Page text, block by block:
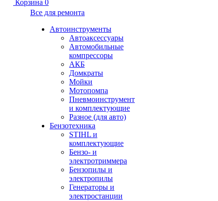
Корзина 0
Все для ремонта
Автоинструменты
Автоаксессуары
Автомобильные
компрессоры
АКБ
Домкраты
Мойки
Мотопомпа
Пневмоинструмент
и комплектующие
Разное (для авто)
Бензотехника
STIHL и
комплектующие
Бензо- и
электротриммера
Бензопилы и
электропилы
Генераторы и
электростанции